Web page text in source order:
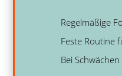
Regelmäßige
Feste Routine
Bei